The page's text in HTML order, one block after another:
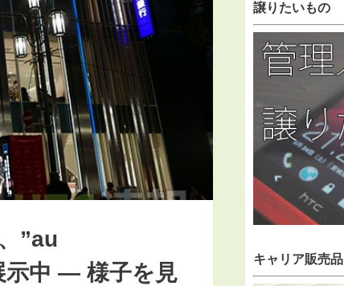
”au
示中 ― 様子を見
譲りたいもの
キャリア販売品